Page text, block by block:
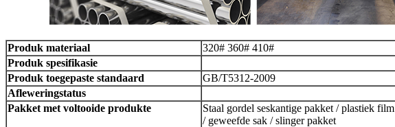
Produk materiaal
320# 360# 410#
Produk spesifikasie
Produk toegepaste standaard
GB/T5312-2009
Afleweringstatus
Pakket met voltooide produkte
Staal gordel seskantige pakket / plastiek film
/ geweefde sak / slinger pakket